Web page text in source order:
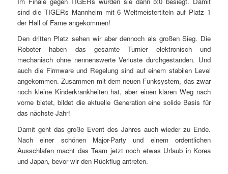
sind die TIGERs Mannheim mit 6 Weltmeistertiteln auf Platz 1
der Hall of Fame angekommen!
Den dritten Platz sehen wir aber dennoch als großen Sieg. Die
Roboter haben das gesamte Turnier elektronisch und
mechanisch ohne nennenswerte Verluste durchgestanden. Und
auch die Firmware und Regelung sind auf einem stabilen Level
angekommen. Zusammen mit dem neuen Funksystem, das zwar
noch kleine Kinderkrankheiten hat, aber einen klaren Weg nach
vorne bietet, bildet die aktuelle Generation eine solide Basis für
das nächste Jahr!
Damit geht das große Event des Jahres auch wieder zu Ende.
Nach einer schönen Major-Party und einem ordentlichen
Ausschlafen macht das Team jetzt noch etwas Urlaub in Korea
und Japan, bevor wir den Rückflug antreten.